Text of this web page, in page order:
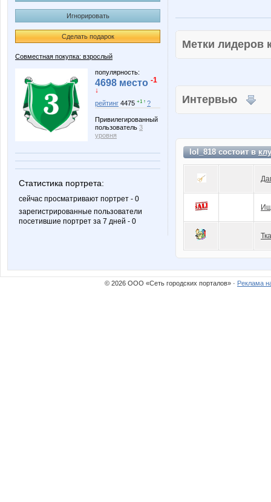
Игнорировать
Сделать подарок
Совместная покупка: взрослый
популярность:
4698 место -1
↓
рейтинг 4475 +1 ↑ ?
Привилегированный
пользователь 3
уровня
Статистика портрета:
сейчас просматривают портрет - 0
зарегистрированные пользователи
посетившие портрет за 7 дней - 0
Метки
Интервью
lol_818 состоит в
© 2026 ООО «Сеть городских порталов» · Реклама